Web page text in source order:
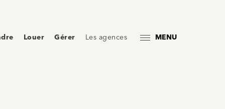
Louer Gérer Les agences MENU